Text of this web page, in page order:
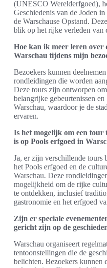
(UNESCO Werelderfgoed),
Geschiedenis van de Joden
de Warschause Opstand.
blik op het rijke verleden van
Hoe kan ik meer leren over
Warschau tijdens mijn
Bezoekers kunnen
rondleidingen die worden
Deze tours zijn ontworpen
belangrijke gebeurtenissen
Warschau, waardoor je de
ervaren.
Is het mogelijk om een tour
is op Pools erfgoed in
Ja, er zijn verschillende tours
het Pools erfgoed en de
Warschau. Deze
mogelijkheid om de rijke
te ontdekken, inclusief
gastronomie en het erfgoed
Zijn er speciale
gericht zijn op de
Warschau organiseert
tentoonstellingen die de
belichten. Bezoekers kunnen